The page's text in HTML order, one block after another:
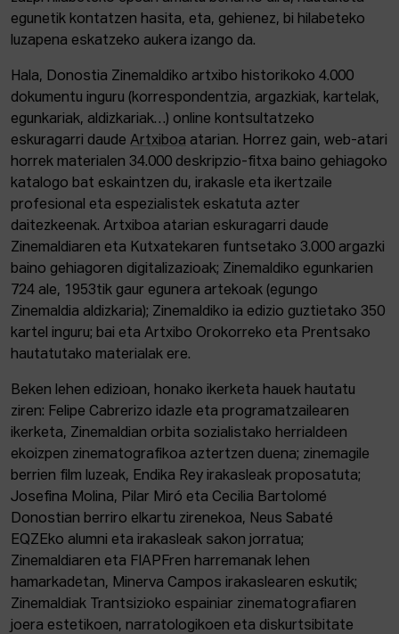
egunetik kontatzen hasita, eta, gehienez, bi hilabeteko
luzapena eskatzeko aukera izango da.
Hala, Donostia Zinemaldiko artxibo historikoko 4.000
dokumentu inguru (korrespondentzia, argazkiak, kartelak,
egunkariak, aldizkariak…) online kontsultatzeko
eskuragarri daude Artxiboa atarian. Horrez gain, web-atari
horrek materialen 34.000 deskripzio-fitxa baino gehiagoko
katalogo bat eskaintzen du, irakasle eta ikertzaile
profesional eta espezialistek eskatuta azter
daitezkeenak. Artxiboa atarian eskuragarri daude
Zinemaldiaren eta Kutxatekaren funtsetako 3.000 argazki
baino gehiagoren digitalizazioak; Zinemaldiko egunkarien
724 ale, 1953tik gaur egunera artekoak (egungo
Zinemaldia aldizkaria); Zinemaldiko ia edizio guztietako 350
kartel inguru; bai eta Artxibo Orokorreko eta Prentsako
hautatutako materialak ere.
Beken lehen edizioan, honako ikerketa hauek hautatu
ziren: Felipe Cabrerizo idazle eta programatzailearen
ikerketa, Zinemaldian orbita sozialistako herrialdeen
ekoizpen zinematografikoa aztertzen duena; zinemagile
berrien film luzeak, Endika Rey irakasleak proposatuta;
Josefina Molina, Pilar Miró eta Cecilia Bartolomé
Donostian berriro elkartu zirenekoa, Neus Sabaté
EQZEko alumni eta irakasleak sakon jorratua;
Zinemaldiaren eta FIAPFren harremanak lehen
hamarkadetan, Minerva Campos irakaslearen eskutik;
Zinemaldiak Trantsizioko espainiar zinematografiaren
joera estetikoen, narratologikoen eta diskurtsibitate